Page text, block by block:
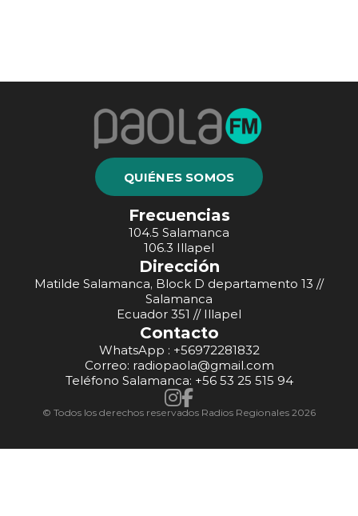
QUIÉNES SOMOS
Frecuencias
104.5 Salamanca
106.3 Illapel
Dirección
Matilde Salamanca, Block D departamento 13 //
Salamanca
Ecuador 351 // Illapel
Contacto
WhatsApp : +56972281832
Correo: radiopaola@gmail.com
Teléfono Salamanca: +56 53 25 515 94
© Todos los derechos reservados Radios Regionales 2026